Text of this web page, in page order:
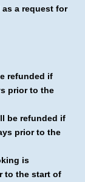
a request for
refunded if
prior to the
be refunded if
prior to the
is
to the start of